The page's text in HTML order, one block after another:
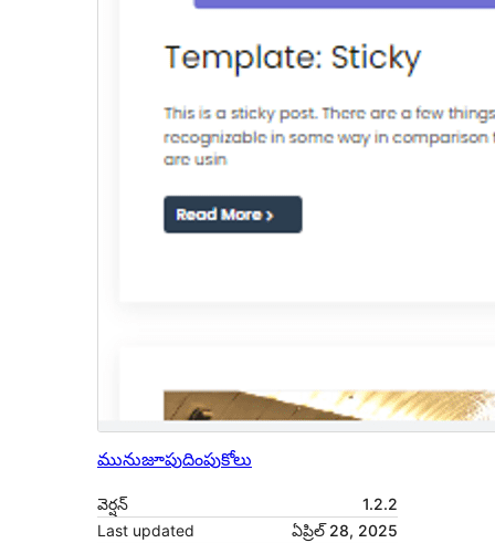
మునుజూపుదింపుకోలు
వెర్షన్
1.2.2
Last updated
ఏప్రిల్ 28, 2025